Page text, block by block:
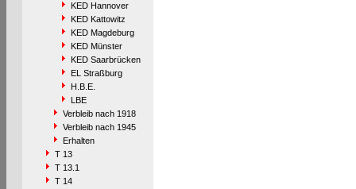
KED Hannover
KED Kattowitz
KED Magdeburg
KED Münster
KED Saarbrücken
EL Straßburg
H.B.E.
LBE
Verbleib nach 1918
Verbleib nach 1945
Erhalten
T 13
T 13.1
T 14